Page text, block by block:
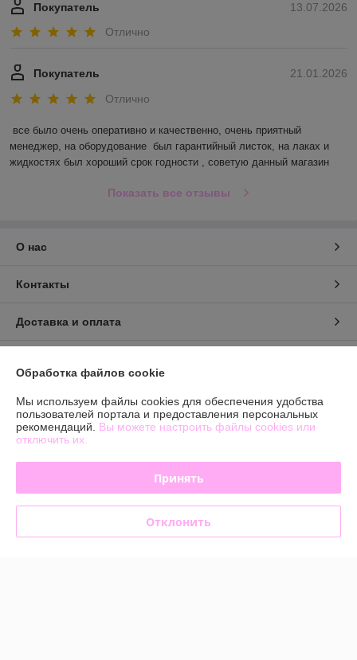
13.07.2026
Покупатель
Отлично
21.01.2026
Покупатель
Отлично
все было очень оперативно и качественно, очень приятный
менеджер, на оборудование  был гарантийный листок, на лаках и
жидкостях был хороший срок годности , советую данный магазин
Показать все отзывы
О нас
Контакты
Доставка и оплата
Полная версия сайта
Политика обработки cookies
Обработка файлов cookie
Мы используем файлы cookies для обеспечения удобства
пользователей портала и предоставления персональных
рекомендаций. Вы можете настроить файлы cookies или
отключить их.
Принять
Отклонить